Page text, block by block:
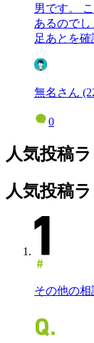
男です。
あるので
足あとを確
無名さん
0
人気投稿
人気投稿
その他の相